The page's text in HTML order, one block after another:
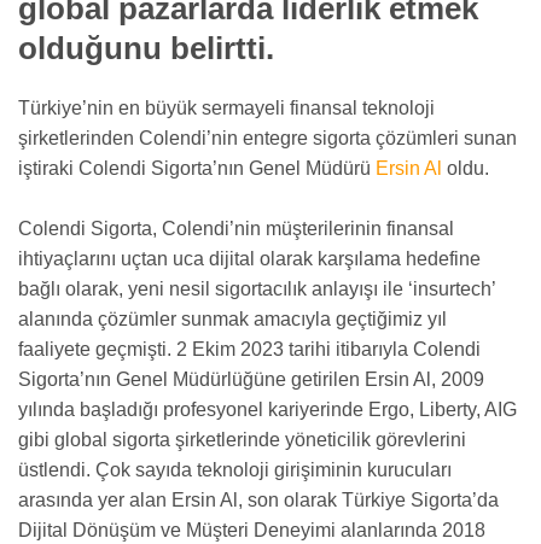
global pazarlarda liderlik etmek
olduğunu belirtti.
Türkiye’nin en büyük sermayeli finansal teknoloji
şirketlerinden Colendi’nin entegre sigorta çözümleri sunan
iştiraki Colendi Sigorta’nın Genel Müdürü Ersin Al oldu.
Colendi Sigorta, Colendi’nin müşterilerinin finansal
ihtiyaçlarını uçtan uca dijital olarak karşılama hedefine
bağlı olarak, yeni nesil sigortacılık anlayışı ile ‘insurtech’
alanında çözümler sunmak amacıyla geçtiğimiz yıl
faaliyete geçmişti. 2 Ekim 2023 tarihi itibarıyla Colendi
Sigorta’nın Genel Müdürlüğüne getirilen Ersin Al, 2009
yılında başladığı profesyonel kariyerinde Ergo, Liberty, AIG
gibi global sigorta şirketlerinde yöneticilik görevlerini
üstlendi. Çok sayıda teknoloji girişiminin kurucuları
arasında yer alan Ersin Al, son olarak Türkiye Sigorta’da
Dijital Dönüşüm ve Müşteri Deneyimi alanlarında 2018